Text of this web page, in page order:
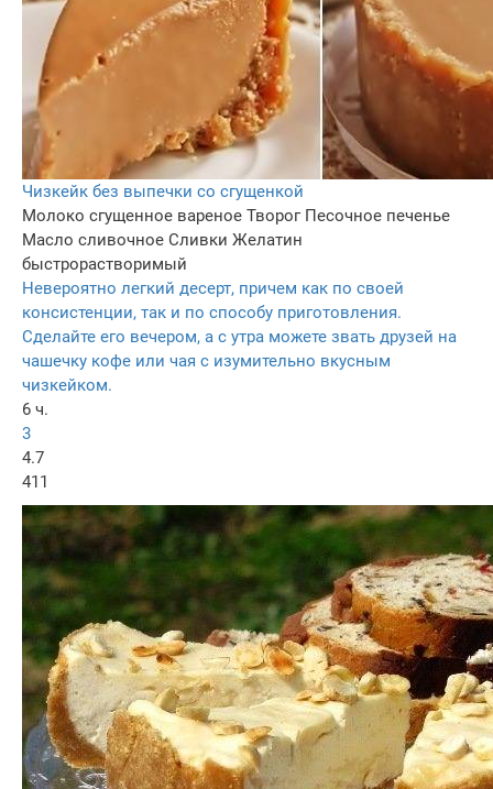
Чизкейк без выпечки со сгущенкой
Молоко сгущенное вареное Творог Песочное печенье
Масло сливочное Сливки Желатин
быстрорастворимый
Невероятно легкий десерт, причем как по своей
консистенции, так и по способу приготовления.
Сделайте его вечером, а с утра можете звать друзей на
чашечку кофе или чая с изумительно вкусным
чизкейком.
6 ч.
3
4.7
411